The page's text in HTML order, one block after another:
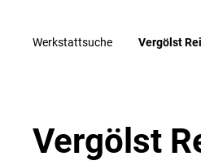
Werkstattsuche Vergölst
Vergölst